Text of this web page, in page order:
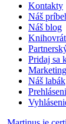
Kontakty
Náš
Náš blog
Pridaj sa
Marketing
Náš labák